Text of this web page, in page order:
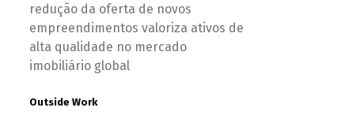
redução da oferta de novos
empreendimentos valoriza ativos de
alta qualidade no mercado
imobiliário global
Outside Work